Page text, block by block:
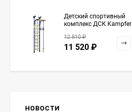
Детский спортивный
комплекс ДСК Kampfer
12 810
11 520
НОВОСТИ